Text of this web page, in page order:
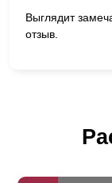
Выглядит
отзыв.